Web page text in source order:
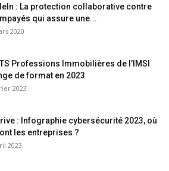
: La protection collaborative contre
qui assure une...
2020
Professions Immobilières de l’IMSI
de format en 2023
2023
: Infographie cybersécurité 2023, où
les entreprises ?
2023